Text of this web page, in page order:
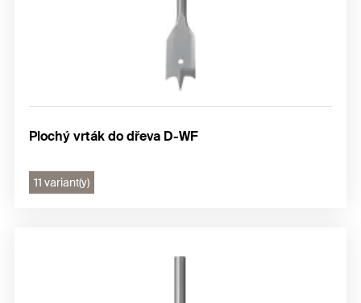
Plochý vrták do dřeva D-WF
11 variant(y)